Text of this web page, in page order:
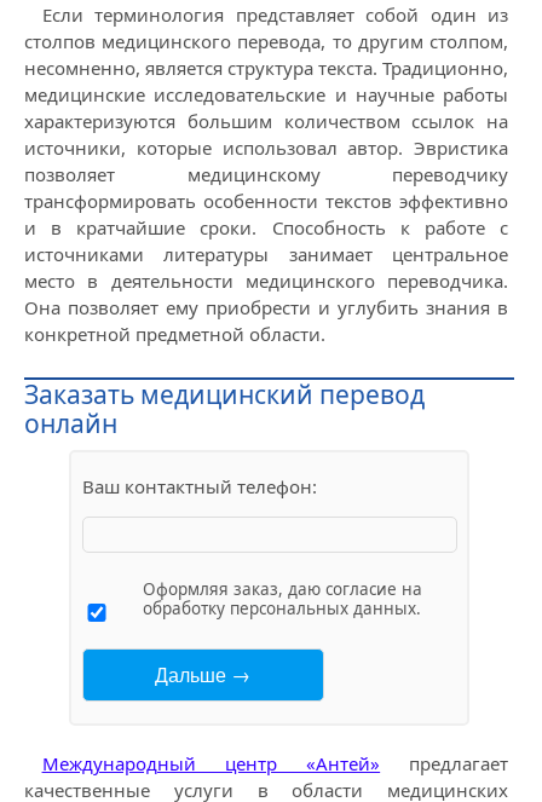
Если терминология представляет собой один из
столпов медицинского перевода, то другим столпом,
несомненно, является структура текста. Традиционно,
медицинские исследовательские и научные работы
характеризуются большим количеством ссылок на
источники, которые использовал автор. Эвристика
позволяет медицинскому переводчику
трансформировать особенности текстов эффективно
и в кратчайшие сроки. Способность к работе с
источниками литературы занимает центральное
место в деятельности медицинского переводчика.
Она позволяет ему приобрести и углубить знания в
конкретной предметной области.
Заказать медицинский перевод
онлайн
Ваш контактный телефон:
Оформляя заказ, даю согласие на
обработку персональных данных.
Международный центр «Антей» предлагает
качественные услуги в области медицинских